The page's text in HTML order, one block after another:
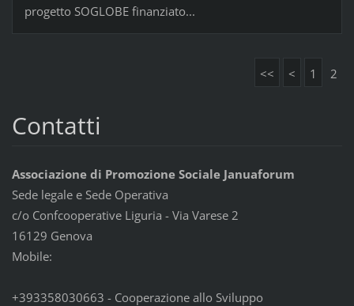
progetto SOGLOBE finanziato...
<< < 1 2
Contatti
Associazione di Promozione Sociale Januaforum
Sede legale e Sede Operativa
c/o Confcooperative Liguria - Via Varese 2
16129 Genova
Mobile:
+393358030663 - Cooperazione allo Sviluppo